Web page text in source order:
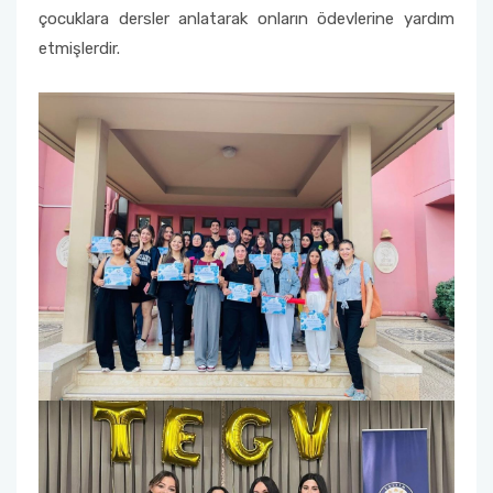
çocuklara dersler anlatarak onların ödevlerine yardım
etmişlerdir.
Dayanışma)" Projesi Etkinliği
"LÖSEV Faaliyetleri Tanıtım" Projesi Etkinliği
"Dilimiz Kimliğimiz" Projesi ve "Dokunduğum
Her Hayat Özeldir" Projesi Etkinlikleri
"Dilimiz Kimliğimiz" Projesi ve "Dokunduğum
Her Hayat Özeldir" Projesi Etkinlikleri-II
TEGV Ziyareti